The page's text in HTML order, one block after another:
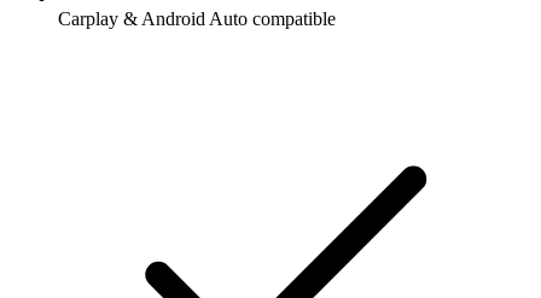
Carplay & Android Auto compatible